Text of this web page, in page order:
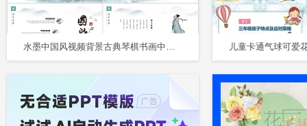
水墨中国风视频背景古典琴棋书画中国传统文化培训说课PPT